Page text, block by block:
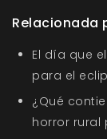
Relacionada
El día que
para el
¿Qué
horror rural